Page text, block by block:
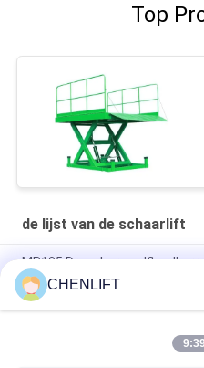
Top
de lijst van de schaarlift
MP105 Draagbare
materiaal
1110 mm palletpal lading
Zware industriële enkele
CHENLIFT